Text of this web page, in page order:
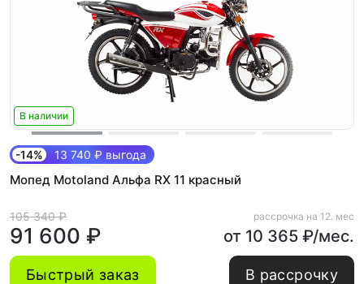
В наличии
-14% 13 740 ₽ выгода
Мопед Motoland Альфа RX 11 красный
105 340 ₽
91 600 ₽
рассрочка на 12. мес
от 10 365 ₽/мес.
Быстрый заказ В рассрочку